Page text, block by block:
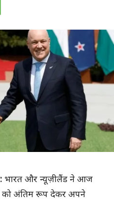
भारत और न्यूज़ीलैंड ने आज
को अंतिम रूप देकर अपने